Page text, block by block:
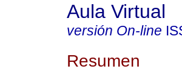
Aula Virtual
versión On-line
Resumen